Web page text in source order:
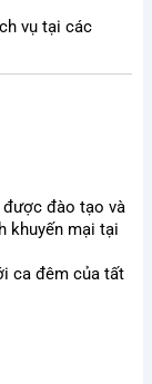
vụ tại các
được đào tạo và
khuyến mại tại
ca đêm của tất